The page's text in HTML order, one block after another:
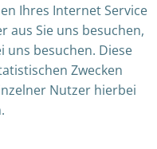
Ihres Internet Service
aus Sie uns besuchen,
uns besuchen. Diese
Zwecken
Nutzer hierbei